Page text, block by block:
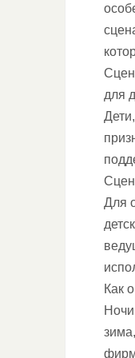
для
Для
Как